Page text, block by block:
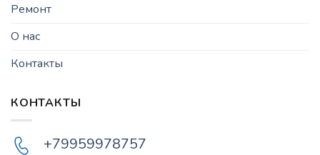
Ремонт
О нас
Контакты
КОНТАКТЫ
+79959978757